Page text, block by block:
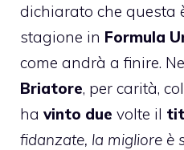
dichiarato che questa
stagione in Formula
come andrà a finire.
Briatore, per carità,
ha vinto due volte il
fidanzate, la migliore è